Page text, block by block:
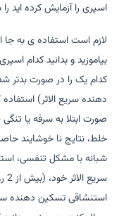
اسپری را آزمایش کرده اید
لازم است استفاده ی به جا
بیاموزید و بدانید کدام
کدام یک را در صورت
دهنده سریع الاثر) استفاده
صورت ابتلا به سرفه یا
خلط، نتایج نا خوشایند
شبانه با مشکل تنفسی،
استنشاقی تسکین دهنده